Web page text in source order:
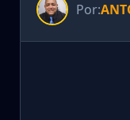
Por: